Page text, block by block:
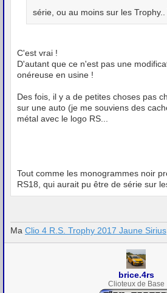
série, ou au moins sur les Trophy..
C'est vrai !
D'autant que ce n'est pas une
onéreuse en usine !
Des fois, il y a de petites choses pas
sur une auto (je me souviens des
métal avec le logo RS...
Tout comme les monogrammes noir
RS18, qui aurait pu être de série sur
Ma Clio 4 R.S. Trophy 2017 Jaune Sirius
brice.4rs
Clioteux de Base